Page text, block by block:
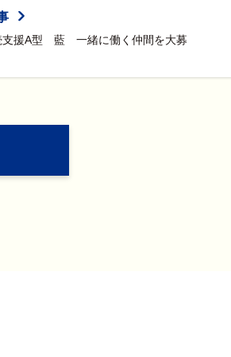
支援A型 藍 一緒に働く仲間を大募